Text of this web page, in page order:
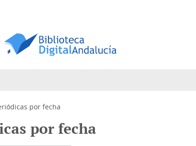
por fecha
por fecha